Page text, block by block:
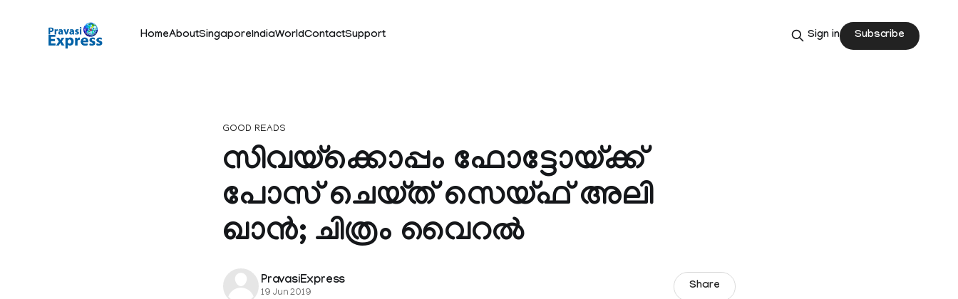
HomeAboutSingaporeIndiaWorldContactSupport Sign in Subscribe
GOOD READS
സിവയ്‌ക്കൊപ്പം ഫോട്ടോയ്ക്ക്
പോസ് ചെയ്ത് സെയ്ഫ് അലി
ഖാൻ; ചിത്രം വൈറല്‍
PravasiExpress
19 Jun 2019
Share